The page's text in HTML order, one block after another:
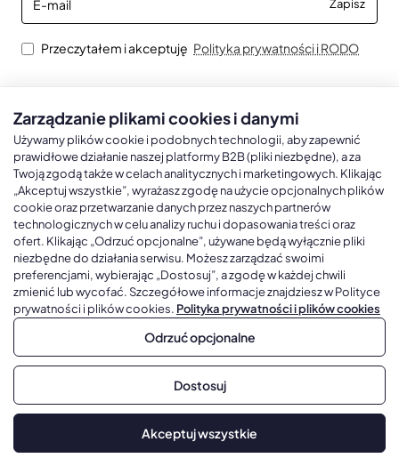
mail
Zapisz
Przeczytałem i akceptuję Polityka prywatności i RODO
Kalendarze książkowe A5
Kalendarze książkowe A4
Kalendarze książkowe B5
Kalendarze książkowe A6 i B6
Kalendarze książkowe z własną oprawą
Kalendarze Ścienne
Kalendarze trójdzielne
Kalendarze jednodzielne
Kalendarze czterodzielne
Kalendarze Wieloplanszowe
Kalendarze Wielopanszowe, Plakatowe
Copyright © 2026, Gadżetowy.pl, All Rights Reserved, Platforma
Zarządzanie plikami cookies i danymi
Używamy plików cookie i podobnych technologii, aby zapewnić
prawidłowe działanie naszej platformy B2B (pliki niezbędne), a za
Twoją zgodą także w celach analitycznych i marketingowych. Klikając
„Akceptuj wszystkie”, wyrażasz zgodę na użycie opcjonalnych plików
cookie oraz przetwarzanie danych przez naszych partnerów
technologicznych w celu analizy ruchu i dopasowania treści oraz
ofert. Klikając „Odrzuć opcjonalne”, używane będą wyłącznie pliki
niezbędne do działania serwisu. Możesz zarządzać swoimi
preferencjami, wybierając „Dostosuj”, a zgodę w każdej chwili
zmienić lub wycofać. Szczegółowe informacje znajdziesz w Polityce
prywatności i plików cookies. Polityka prywatności i plików cookies
Odrzuć opcjonalne
Dostosuj
Akceptuj wszystkie